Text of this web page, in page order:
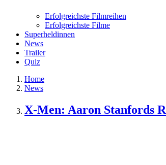
Erfolgreichste Filmreihen
Erfolgreichste Filme
Superheldinnen
News
Trailer
Quiz
Home
News
X-Men: Aaron Stanfords